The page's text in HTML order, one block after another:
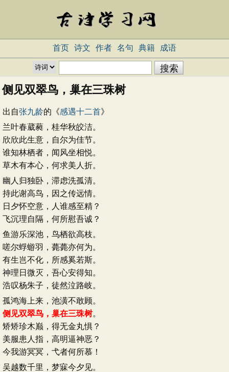
首页 诗文 作者 名句 典籍 成语
侧见双翠鸟，巢在三珠树
出自张九龄的《感遇十二首》
兰叶春葳蕤，桂华秋皎洁。
欣欣此生意，自尔为佳节。
谁知林栖者，闻风坐相悦。
草木有本心，何求美人折。
幽人归独卧，滞虑洗孤清。
持此谢高鸟，因之传远情。
日夕怀空意，人谁感至精？
飞沉理自隔，何所慰吾诚？
鱼游乐深池，鸟栖欲高枝。
嗟尔蜉蝣羽，薨薨亦何为。
有生岂不化，所感奚若斯。
神理日微灭，吾心安得知。
浩叹杨朱子，徒然泣路岐。
孤鸿海上来，池潢不敢顾。
侧见双翠鸟，巢在三珠树。
矫矫珍木巅，得无金丸惧？
美服患人指，高明逼神恶？
今我游冥冥，弋者何所慕！
吴越数千里，梦寐今夕见。